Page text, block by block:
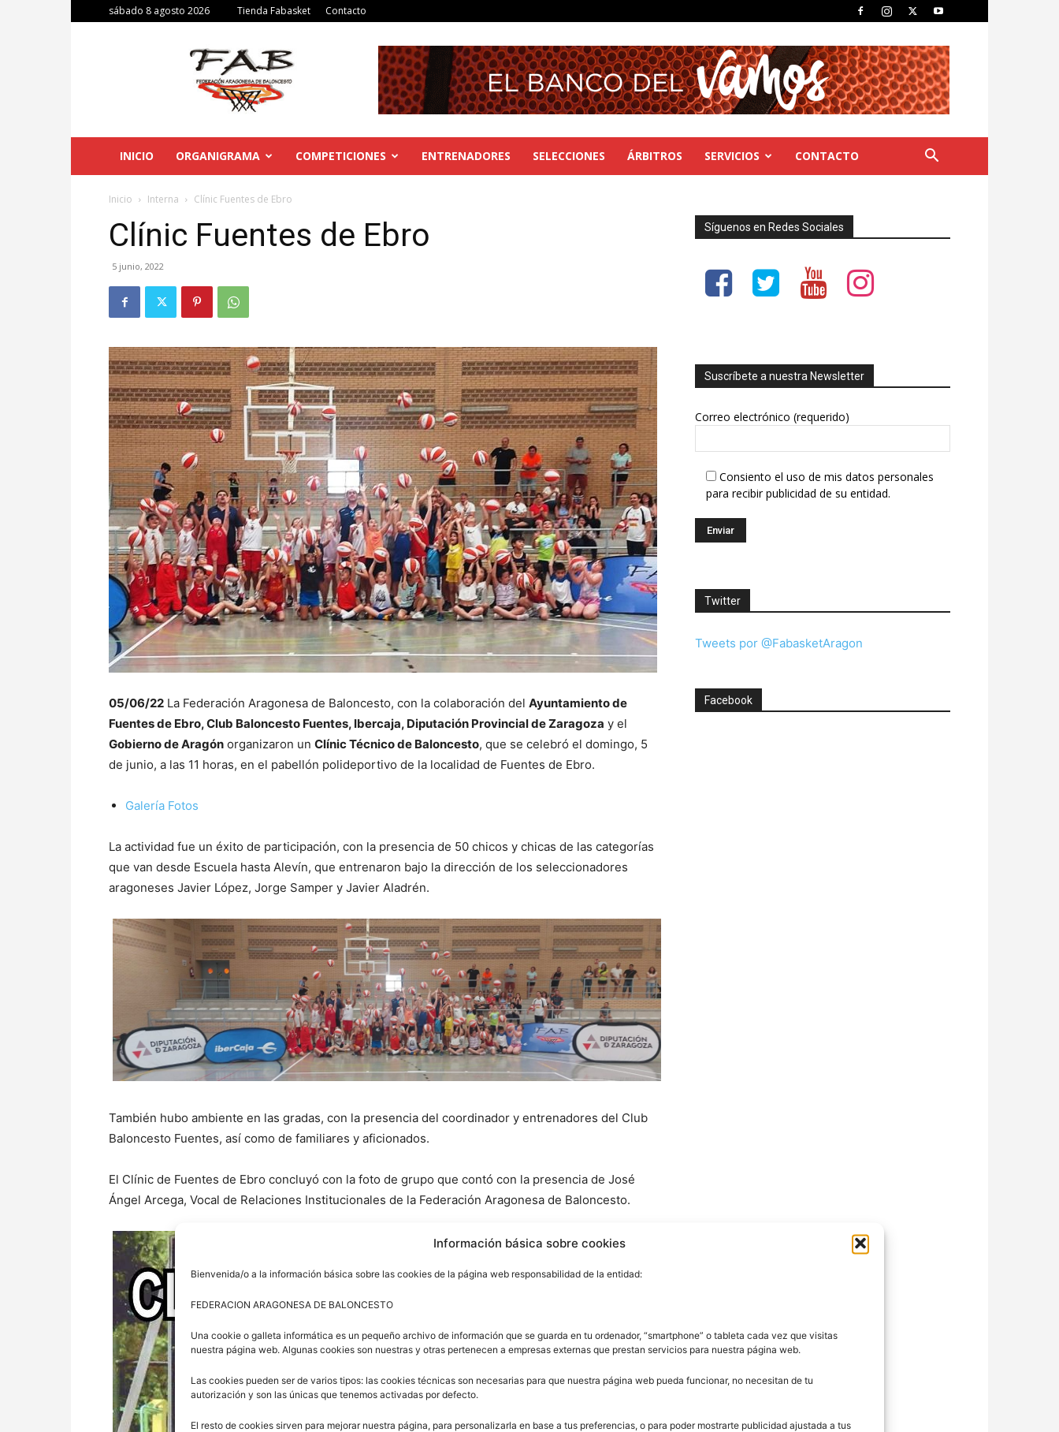
Información básica sobre cookies
Bienvenida/o a la información básica sobre las cookies de la página web responsabilidad de la entidad:
FEDERACION ARAGONESA DE BALONCESTO
Una cookie o galleta informática es un pequeño archivo de información que se guarda en tu ordenador, “smartphone” o tableta cada vez que visitas
nuestra página web. Algunas cookies son nuestras y otras pertenecen a empresas externas que prestan servicios para nuestra página web.
Las cookies pueden ser de varios tipos: las cookies técnicas son necesarias para que nuestra página web pueda funcionar, no necesitan de tu
autorización y son las únicas que tenemos activadas por defecto.
El resto de cookies sirven para mejorar nuestra página, para personalizarla en base a tus preferencias, o para poder mostrarte publicidad ajustada a tus
sábado 8 agosto 2026 Tienda Fabasket Contacto
Federación
Aragonesa
INICIO ORGANIGRAMA COMPETICIONES ENTRENADORES SELECCIONES ÁRBITROS SERVICIOS CONTACTO
Inicio Interna Clínic Fuentes de Ebro
Clínic Fuentes de Ebro
5 junio, 2022
05/06/22 La Federación Aragonesa de Baloncesto, con la colaboración del Ayuntamiento de
Fuentes de Ebro, Club Baloncesto Fuentes, Ibercaja, Diputación Provincial de Zaragoza y el
Gobierno de Aragón organizaron un Clínic Técnico de Baloncesto, que se celebró el domingo, 5
de junio, a las 11 horas, en el pabellón polideportivo de la localidad de Fuentes de Ebro.
Galería Fotos
La actividad fue un éxito de participación, con la presencia de 50 chicos y chicas de las categorías
que van desde Escuela hasta Alevín, que entrenaron bajo la dirección de los seleccionadores
aragoneses Javier López, Jorge Samper y Javier Aladrén.
También hubo ambiente en las gradas, con la presencia del coordinador y entrenadores del Club
Baloncesto Fuentes, así como de familiares y aficionados.
El Clínic de Fuentes de Ebro concluyó con la foto de grupo que contó con la presencia de José
Ángel Arcega, Vocal de Relaciones Institucionales de la Federación Aragonesa de Baloncesto.
Síguenos en Redes Sociales
Suscríbete a nuestra Newsletter
Correo electrónico (requerido)
Consiento el uso de mis datos personales
para recibir publicidad de su entidad.
Twitter
Tweets por @FabasketAragon
Facebook